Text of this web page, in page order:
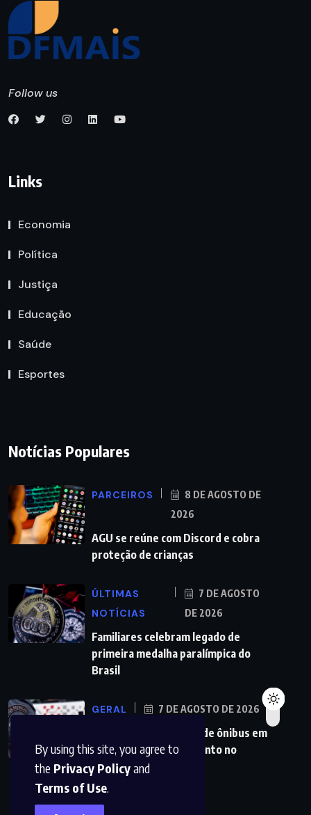
By using this site, you agree to
the Privacy Policyand
Terms of Use.
Follow us
Links
Economia
Política
Justiça
Educação
Saúde
Esportes
Notícias Populares
PARCEIROS
8 DE AGOSTO DE
2026
AGU se reúne com Discord e cobra
proteção de crianças
ÚLTIMAS
NOTÍCIAS
7 DE AGOSTO
DE 2026
Familiares celebram legado de
primeira medalha paralímpica do
Brasil
GERAL 7 DE AGOSTO DE 2026
PMs detêm motorista de ônibus em
SP após desentendimento no